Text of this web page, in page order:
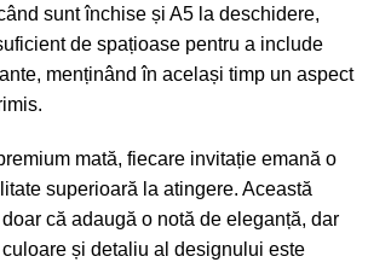
sunt închise și A5 la deschidere,
de spațioase pentru a include
menținând în același timp un aspect
mată, fiecare invitație emană o
superioară la atingere. Această
că adaugă o notă de eleganță, dar
și detaliu al designului este